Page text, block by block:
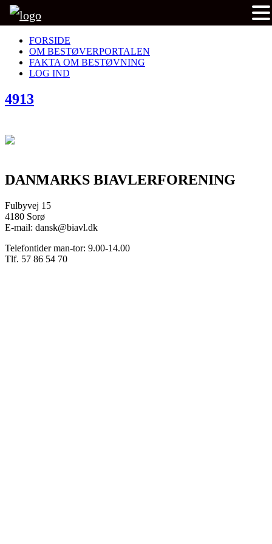
FORSIDE
OM BESTØVERPORTALEN
FAKTA OM BESTØVNING
LOG IND
4913
DANMARKS BIAVLERFORENING
Fulbyvej 15
4180 Sorø
E-mail: dansk@biavl.dk
Telefontider man-tor: 9.00-14.00
Tlf. 57 86 54 70